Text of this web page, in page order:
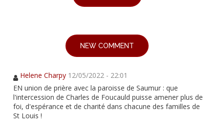
NEW COMMENT
Helene Charpy 12/05/2022 - 22:01
EN union de prière avec la paroisse de Saumur : que
l'intercession de Charles de Foucauld puisse amener plus de
foi, d'espérance et de charité dans chacune des familles de
St Louis !